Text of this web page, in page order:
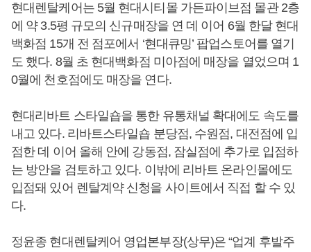
현대렌탈케어는 5월 현대시티몰 가든파이브점 몰관 2층
에 약 3.5평 규모의 신규매장을 연 데 이어 6월 한달 현대
백화점 15개 전 점포에서 ‘현대큐밍’ 팝업스토어를 열기
도 했다. 8월 초 현대백화점 미아점에 매장을 열었으며 1
0월에 천호점에도 매장을 연다.
현대리바트 스타일숍을 통한 유통채널 확대에도 속도를
내고 있다. 리바트스타일숍 분당점, 수원점, 대전점에 입
점한 데 이어 올해 안에 강동점, 잠실점에 추가로 입점하
는 방안을 검토하고 있다. 이밖에 리바트 온라인몰에도
입점돼 있어 렌탈계약 신청을 사이트에서 직접 할 수 있
다.
정윤종 현대렌탈케어 영업본부장(상무)은 “업계 후발주